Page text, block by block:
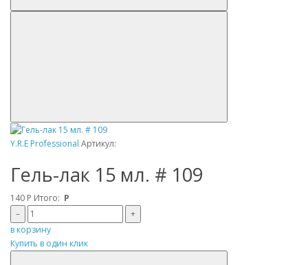
Y.R.E Professional Артикул:
Гель-лак 15 мл. # 109
140 Р Итого: Р
–
+
в корзину
Купить в один клик